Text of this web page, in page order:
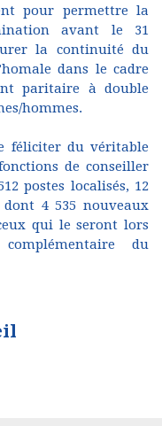
pour permettre la
avant le 31
la continuité du
dans le cadre
paritaire à double
hommes.
féliciter du véritable
de conseiller
postes localisés, 12
4 535 nouveaux
qui le seront lors
du